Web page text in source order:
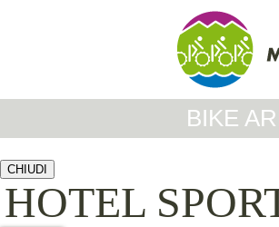
BIKE
CHIUDI
HOTEL